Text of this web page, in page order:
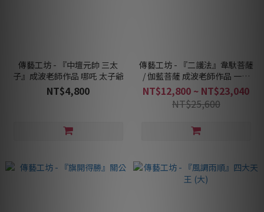
傳藝工坊 - 『中壇元帥 三太
子』成波老師作品 哪吒 太子爺
NT$4,800
傳藝工坊 - 『二護法』韋馱菩薩
/ 伽藍菩薩 成波老師作品 一次
收藏享優惠
NT$12,800 ~ NT$23,040
NT$25,600